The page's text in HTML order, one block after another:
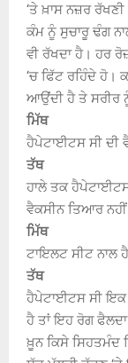
‘ਤੇ ਖ਼ਾਸ ਨਜ਼ਰ
ਕੰਮ ਨੂੰ ਸੁਚਾਰੂ ਢੰਗ
ਵੀ ਰੱਖਦਾ ਹੈ। ਹਰ
‘ਚ ਫਿੱਟ ਰਹਿੰਦੇ ਹੋ।
ਆਉਂਦੀ ਹੈ ਤੇ ਸਰੀਰ
ਮਿੱਥ
ਹੈਪੇਟਾਈਟਸ ਸੀ ਦੀ
ਤੱਥ
ਹਾਲੇ ਤਕ
ਵੈਕਸੀਨ ਤਿਆਰ
ਮਿੱਥ
ਟਾਇਲਟ ਸੀਟ ਨਾਲ
ਤੱਥ
ਹੈਪੇਟਾਈਟਸ ਸੀ ਇਕ
ਹੈ ਤਾਂ ਇਹ ਰੋਗ
ਖ਼ੂਨ ਕਿਸੇ ਸਿਹਤਮੰਦ